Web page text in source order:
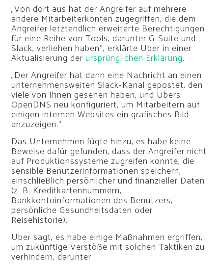
„Von dort aus hat der Angreifer auf mehrere
andere Mitarbeiterkonten zugegriffen, die dem
Angreifer letztendlich erweiterte Berechtigungen
für eine Reihe von Tools, darunter G-Suite und
Slack, verliehen haben“, erklärte Uber in einer
Aktualisierung der ursprünglichen Erklärung.
„Der Angreifer hat dann eine Nachricht an einen
unternehmensweiten Slack-Kanal gepostet, den
viele von Ihnen gesehen haben, und Ubers
OpenDNS neu konfiguriert, um Mitarbeitern auf
einigen internen Websites ein grafisches Bild
anzuzeigen.“
Das Unternehmen fügte hinzu, es habe keine
Beweise dafür gefunden, dass der Angreifer nicht
auf Produktionssysteme zugreifen konnte, die
sensible Benutzerinformationen speichern,
einschließlich persönlicher und finanzieller Daten
(z. B. Kreditkartennummern,
Bankkontoinformationen des Benutzers,
persönliche Gesundheitsdaten oder
Reisehistorie).
Uber sagt, es habe einige Maßnahmen ergriffen,
um zukünftige Verstöße mit solchen Taktiken zu
verhindern, darunter: